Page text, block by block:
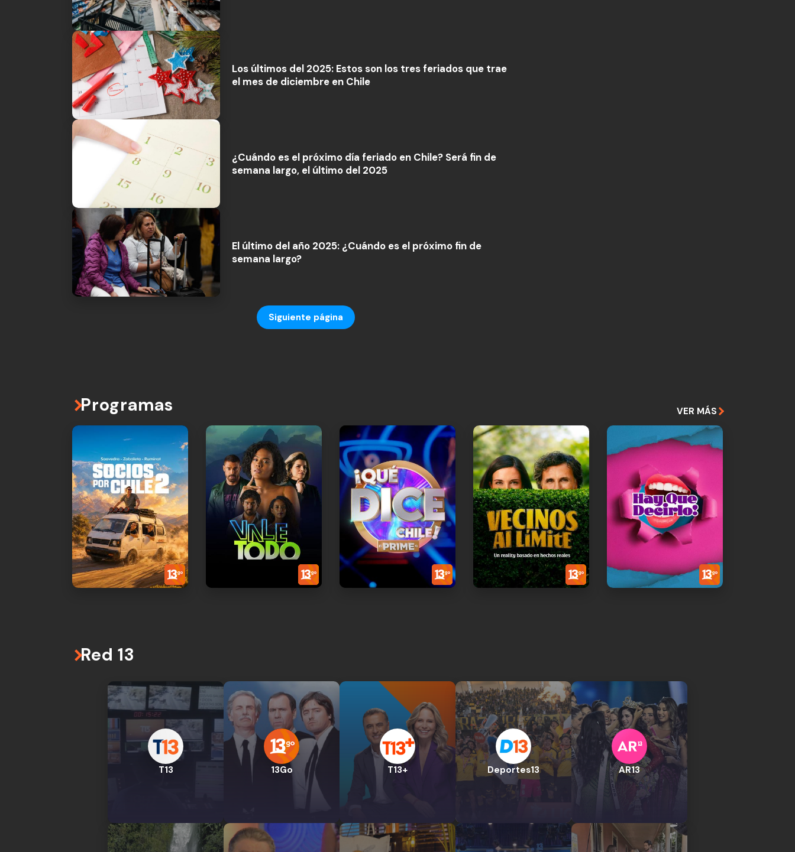
Los últimos del 2025: Estos son los tres feriados que trae
el mes de diciembre en Chile
¿Cuándo es el próximo día feriado en Chile? Será fin de
semana largo, el último del 2025
El último del año 2025: ¿Cuándo es el próximo fin de
semana largo?
Siguiente página
Programas VER MÁS
Red 13
T13 13Go T13+ Deportes13 AR13